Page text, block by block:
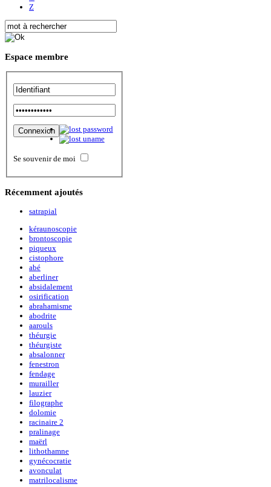
Z
Espace membre
Se souvenir de moi
Récemment ajoutés
satrapial
kéraunoscopie
brontoscopie
piqueux
cistophore
abé
aberliner
absidalement
osirification
abrahamisme
abodrite
aarouls
théurgie
théurgiste
absalonner
fenestron
fendage
murailler
lauzier
filographe
dolomie
racinaire 2
pralinage
maërl
lithothamne
gynécocratie
avonculat
matrilocalisme